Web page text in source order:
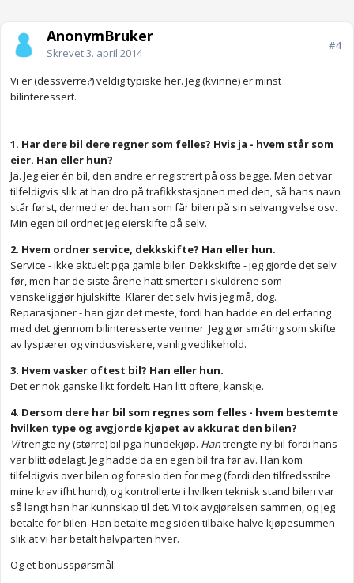
AnonymBruker
Skrevet3. april 2014
#4
Vi er (dessverre?) veldig typiske her. Jeg (kvinne) er minst
bilinteressert.
1. Har dere bil dere regner som felles? Hvis ja - hvem står som
eier. Han eller hun?
Ja. Jeg eier én bil, den andre er registrert på oss begge. Men det var
tilfeldigvis slik at han dro på trafikkstasjonen med den, så hans navn
står først, dermed er det han som får bilen på sin selvangivelse osv.
Min egen bil ordnet jeg eierskifte på selv.
2. Hvem ordner service, dekkskifte? Han eller hun.
Service - ikke aktuelt pga gamle biler. Dekkskifte - jeg gjorde det selv
før, men har de siste årene hatt smerter i skuldrene som
vanskeliggjør hjulskifte. Klarer det selv hvis jeg må, dog.
Reparasjoner - han gjør det meste, fordi han hadde en del erfaring
med det gjennom bilinteresserte venner. Jeg gjør småting som skifte
av lyspærer og vindusviskere, vanlig vedlikehold.
3. Hvem vasker oftest bil? Han eller hun.
Det er nok ganske likt fordelt. Han litt oftere, kanskje.
4. Dersom dere har bil som regnes som felles - hvem bestemte
hvilken type og avgjorde kjøpet av akkurat den bilen?
Vitrengte ny (større) bil pga hundekjøp. Hantrengte ny bil fordi hans
var blitt ødelagt. Jeg hadde da en egen bil fra før av. Han kom
tilfeldigvis over bilen og foreslo den for meg (fordi den tilfredsstilte
mine krav ifht hund), og kontrollerte i hvilken teknisk stand bilen var
så langt han har kunnskap til det. Vi tok avgjørelsen sammen, og jeg
betalte for bilen. Han betalte meg siden tilbake halve kjøpesummen
slik at vi har betalt halvparten hver.
Og et bonusspørsmål: